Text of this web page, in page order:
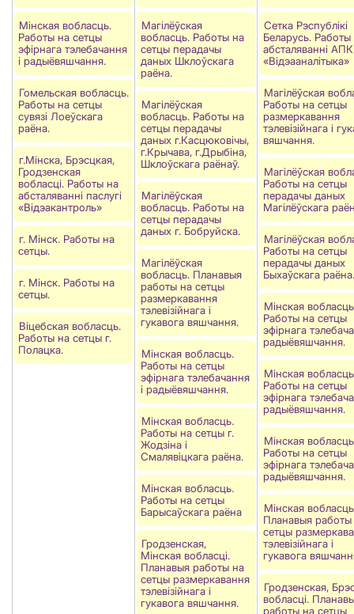
Мінская вобласць.
Работы на сетцы
эфірнага тэлебачання
і радыёвяшчання.
Гомельская вобласць.
Работы на сетцы
сувязi Лоеўскага
раёна.
г.Мінска, Брэсцкая,
Гродзенская
вобласці. Работы на
абсталяваннi паслугi
«Вiдэакантроль»
г. Мінск. Работы на
сетцы.
г. Мінск. Работы на
сетцы.
Віцебская вобласць.
Работы на сетцы г.
Полацка.
Магілёўская
вобласць. Работы на
сетцы перадачы
даных Шклоўскага
раёна.
Магілёўская
вобласць. Работы на
сетцы перадачы
даных г.Касцюковічы,
г.Крычава, г.Дрыбіна,
Шклоўскага раёнаў.
Магілёўская
вобласць. Работы на
сетцы перадачы
даных г. Бобруйска.
Магілёўская
вобласць. Планавыя
работы на сетцы
размеркавання
тэлевізійнага і
гукавога вяшчання.
Мінская вобласць.
Работы на сетцы
эфірнага тэлебачання
і радыёвяшчання.
Мінская вобласць.
Работы на сетцы г.
Жодзіна і
Смалявіцкага раёна.
Мінская вобласць.
Работы на сетцы
Барысаўскага раёна
Гродзенская,
Мінская вобласці.
Планавыя работы на
сетцы размеркавання
тэлевізійнага і
гукавога вяшчання.
Сетка Рэспублікі
Беларусь. Работы
абсталяванні АПК
«Відэааналітыка»
Магілёўская
Работы на сетцы
размеркавання
тэлевізійнага і
вяшчання.
Магілёўская
Работы на сетцы
перадачы даных
Магілёўскага
Магілёўская
Работы на сетцы
перадачы даных
Быхаўскага раёна.
Мінская
Работы на сетцы
эфірнага
радыёвяшчання.
Мінская
Работы на сетцы
эфірнага
радыёвяшчання.
Мінская
Работы на сетцы
эфірнага
радыёвяшчання.
Мінская
Планавыя работы
сетцы
тэлевізійнага і
гукавога
Гродзенская,
вобласцi.
работы на сетцы